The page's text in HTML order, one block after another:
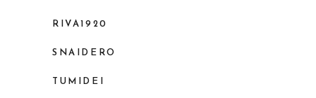
RIVA1920
SNAIDERO
TUMIDEI